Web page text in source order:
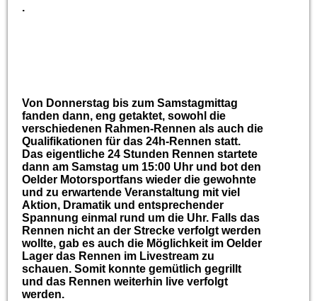
.
Von Donnerstag bis zum Samstagmittag
fanden dann, eng getaktet, sowohl die
verschiedenen Rahmen-Rennen als auch die
Qualifikationen für das 24h-Rennen statt.
Das eigentliche 24 Stunden Rennen startete
dann am Samstag um 15:00 Uhr und bot den
Oelder Motorsportfans wieder die gewohnte
und zu erwartende Veranstaltung mit viel
Aktion, Dramatik und entsprechender
Spannung einmal rund um die Uhr. Falls das
Rennen nicht an der Strecke verfolgt werden
wollte, gab es auch die Möglichkeit im Oelder
Lager das Rennen im Livestream zu
schauen. Somit konnte gemütlich gegrillt
und das Rennen weiterhin live verfolgt
werden.